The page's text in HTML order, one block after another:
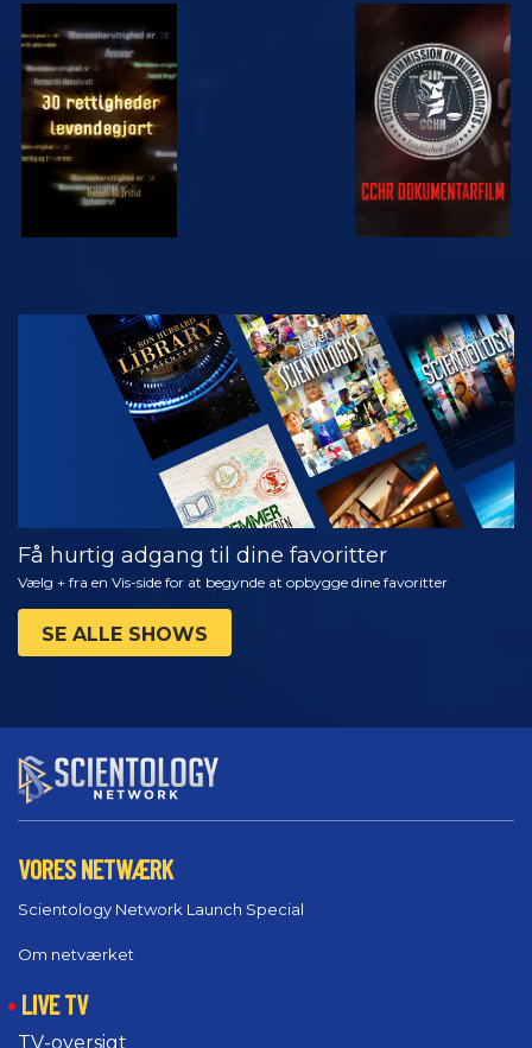
SE SE
SE
UDFORSK
SERIEN
Få hurtig adgang til dine favoritter
Vælg + fra en Vis-side for at begynde at opbygge dine favoritter
SE ALLE SHOWS
VORES NETWÆRK
Scientology Network Launch Special
Om netværket
LIVE TV
TV-oversigt